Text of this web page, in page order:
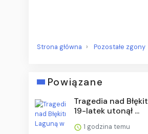
Strona główna Pozostałe zgony
Powiązane
Tragedia nad
19-latek utonął ...
1 godzina temu